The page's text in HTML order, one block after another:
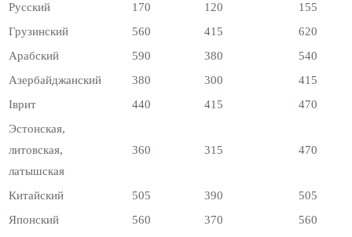
Русский 170 120
155
Грузинский
560 415
620
Арабский
590 380
540
Азербайджанский
380 300
415
Іврит
440 415
470
Эстонская,
литовская,
латышская
360 315 470
Китайский 505 390
505
Японский
560 370
560